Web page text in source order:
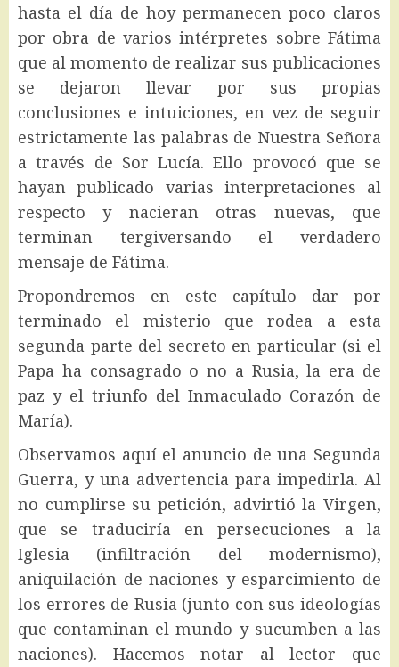
hasta el día de hoy permanecen poco claros
por obra de varios intérpretes sobre Fátima
que al momento de realizar sus publicaciones
se dejaron llevar por sus propias
conclusiones e intuiciones, en vez de seguir
estrictamente las palabras de Nuestra Señora
a través de Sor Lucía. Ello provocó que se
hayan publicado varias interpretaciones al
respecto y nacieran otras nuevas, que
terminan tergiversando el verdadero
mensaje de Fátima.
Propondremos en este capítulo dar por
terminado el misterio que rodea a esta
segunda parte del secreto en particular (si el
Papa ha consagrado o no a Rusia, la era de
paz y el triunfo del Inmaculado Corazón de
María).
Observamos aquí el anuncio de una Segunda
Guerra, y una advertencia para impedirla. Al
no cumplirse su petición, advirtió la Virgen,
que se traduciría en persecuciones a la
Iglesia (infiltración del modernismo),
aniquilación de naciones y esparcimiento de
los errores de Rusia (junto con sus ideologías
que contaminan el mundo y sucumben a las
naciones). Hacemos notar al lector que